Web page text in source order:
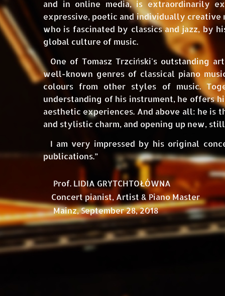
and in online media, is extraordinarily
expressive, poetic and individually
who is fascinated by classics and jazz, by
global culture of music.
One of Tomasz Trzciński's outstanding
well-known genres of classical piano
colours from other styles of music.
understanding of his instrument, he offers
aesthetic experiences. And above all: he is
and stylistic charm, and opening up new,
I am very impressed by his original
publications.”
Prof. LIDIA GRYTCHTOŁÓWNA
Concert pianist, Artist & Piano Master
Mainz, September 28, 2018